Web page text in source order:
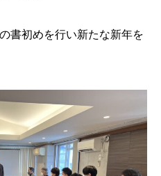
書初めを行い新たな新年を